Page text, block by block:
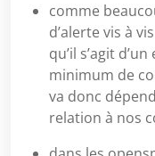
comme
d’alerte vis à
qu’il s’agit
minimum de
va donc
relation à nos